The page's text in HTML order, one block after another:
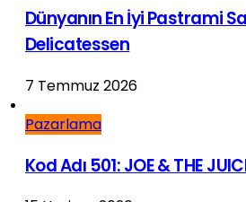
Dünyanın En İyi Pastrami
Delicatessen
7 Temmuz 2026
Pazarlama
Kod Adı 501: JOE & THE